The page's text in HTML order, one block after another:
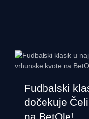
Fudbalski
dočekuje
na BetOle!